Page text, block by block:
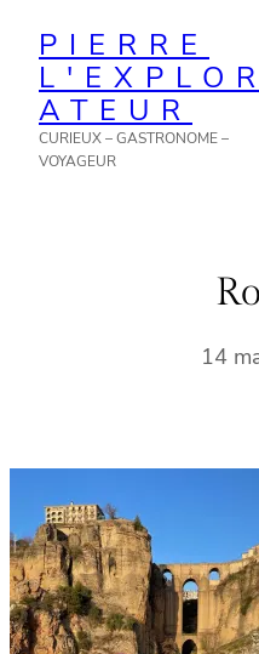
contenu
PIERRE
L'EXPLOR
ATEUR
CURIEUX – GASTRONOME –
VOYAGEUR
14